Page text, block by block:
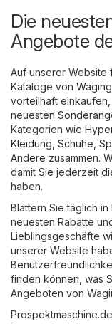
Die
Angebote
Auf unserer Website
Kataloge von
vorteilhaft
neuesten
Kategorien wie
Kleidung, Schuhe,
Andere zusammen.
damit Sie jederzeit
haben.
Blättern Sie täglich
neuesten Rabatte
Lieblingsgeschäfte
unserer Website
finden können, was
Angeboten von